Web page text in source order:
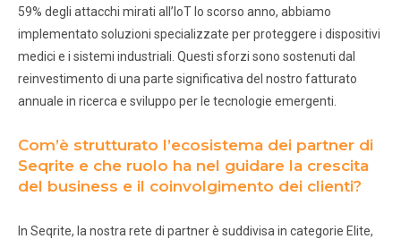
59% degli attacchi mirati all’IoT lo scorso anno, abbiamo
implementato soluzioni specializzate per proteggere i dispositivi
medici e i sistemi industriali. Questi sforzi sono sostenuti dal
reinvestimento di una parte significativa del nostro fatturato
annuale in ricerca e sviluppo per le tecnologie emergenti.
Com’è strutturato l’ecosistema dei partner di
Seqrite e che ruolo ha nel guidare la crescita
del business e il coinvolgimento dei clienti?
In Seqrite, la nostra rete di partner è suddivisa in categorie Elite,